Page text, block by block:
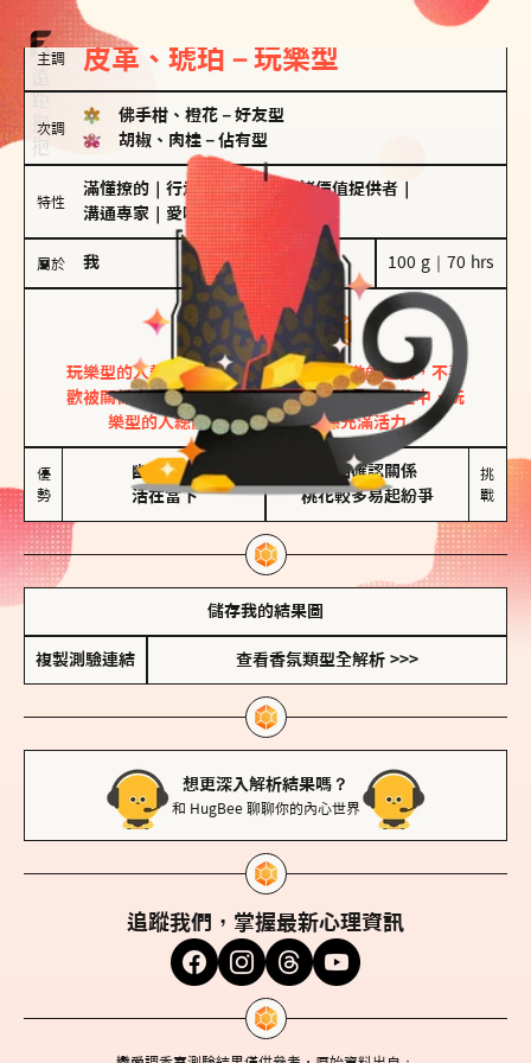
主調 皮革、琥珀－玩樂型
次調
佛手柑、橙花 － 好友型
胡椒、肉桂 － 佔有型
特性
滿懂撩的 行走的發電機｜ 情緒價值提供者
溝通專家
愛吃醋
屬於 我 100 g｜70 hrs
玩樂型
皮革、琥珀
玩樂型的人熱情洋溢，視戀愛為一場刺激的遊戲，不喜
歡被關係中的限制綑綁。無論是約會中還是交往中，玩
樂型的人總能帶來樂趣，讓關係充滿活力。
優
勢
幽默風趣
活在當下
害怕確認關係
桃花較多易起紛爭
挑
戰
儲存我的結果圖
複製測驗連結 查看香氛類型全解析 >>>
想更深入解析結果嗎？
和 HugBee 聊聊你的內心世界
追蹤我們，掌握最新心理資訊